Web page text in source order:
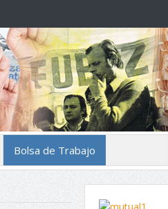
Bolsa de Trabajo